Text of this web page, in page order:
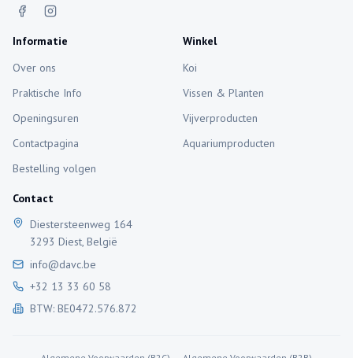
Informatie
Over ons
Praktische Info
Openingsuren
Contactpagina
Bestelling volgen
Winkel
Koi
Vissen & Planten
Vijverproducten
Aquariumproducten
Contact
Diestersteenweg 164
3293 Diest, België
info@davc.be
+32 13 33 60 58
BTW: BE0472.576.872